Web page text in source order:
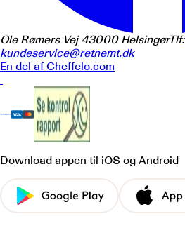
Ole Rømers Vej 43000 HelsingørTlf:
kundeservice@retnemt.dk
En del af Cheffelo.com
Download appen til iOS og Android